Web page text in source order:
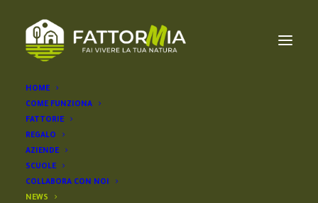
HOME
COME FUNZIONA
FATTORIE
REGALO
AZIENDE
SCUOLE
COLLABORA CON NOI
NEWS
MOSTRA TUTTO